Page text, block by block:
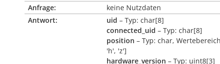
Anfrage:
keine Nutzdaten
Antwort:
uid – Typ: char[8]
connected_uid – Typ: char[8]
position – Typ: char,
'h', 'z']
hardware_version – Typ: uint8[3]